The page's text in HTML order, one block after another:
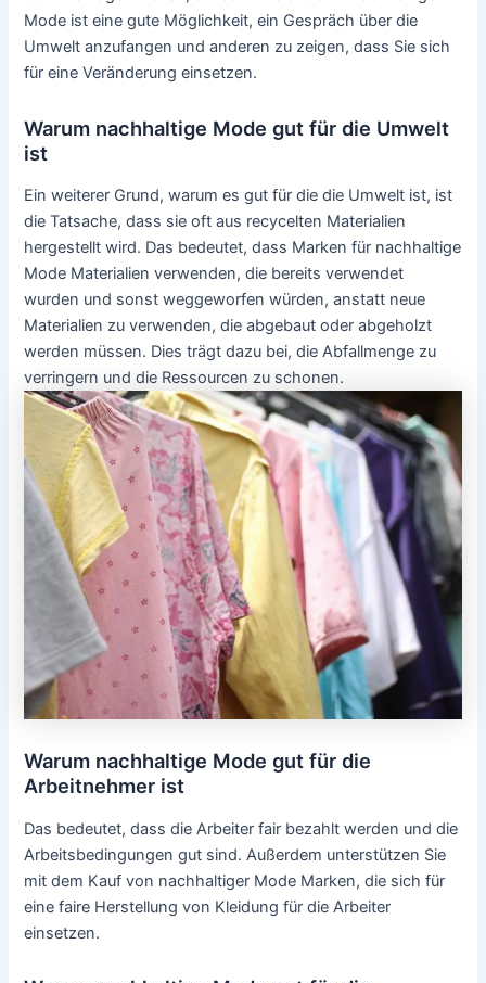
Mode ist eine gute Möglichkeit, ein Gespräch über die
Umwelt anzufangen und anderen zu zeigen, dass Sie sich
für eine Veränderung einsetzen.
Warum nachhaltige Mode gut für die Umwelt
ist
Ein weiterer Grund, warum es gut für die die Umwelt ist, ist
die Tatsache, dass sie oft aus recycelten Materialien
hergestellt wird. Das bedeutet, dass Marken für nachhaltige
Mode Materialien verwenden, die bereits verwendet
wurden und sonst weggeworfen würden, anstatt neue
Materialien zu verwenden, die abgebaut oder abgeholzt
werden müssen. Dies trägt dazu bei, die Abfallmenge zu
verringern und die Ressourcen zu schonen.
Warum nachhaltige Mode gut für die
Arbeitnehmer ist
Das bedeutet, dass die Arbeiter fair bezahlt werden und die
Arbeitsbedingungen gut sind. Außerdem unterstützen Sie
mit dem Kauf von nachhaltiger Mode Marken, die sich für
eine faire Herstellung von Kleidung für die Arbeiter
einsetzen.